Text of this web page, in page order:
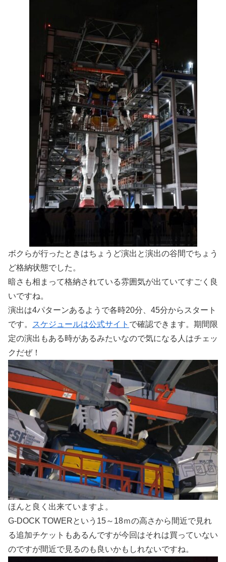
ボクらが行ったときはちょうど演出と演出の谷間でちょう
ど格納状態でした。
暗さも相まって格納されている雰囲気が出ていてすごく良
いですね。
演出は4パターンあるようで各時20分、45分からスタート
です。
スケジュールは公式サイト で確認できます。期間限
定の演出もある時があるみたいなので気になる人はチェッ
クだぜ！
ほんと良く出来ていますよ。
G-DOCK TOWERという15～18ｍの高さから間近で見れ
る追加チケットもあるんですが今回はそれは買っていない
のですが間近で見るのも良いかもしれないですね。